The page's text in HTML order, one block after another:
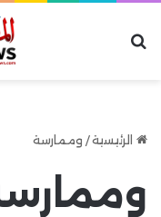
الرئيسية/ وممارسة